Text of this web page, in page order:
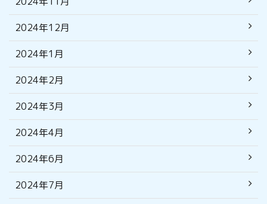
2024年12月
2024年1月
2024年2月
2024年3月
2024年4月
2024年6月
2024年7月